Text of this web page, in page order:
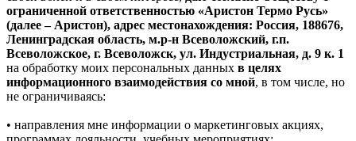
ограниченной ответственностью «Аристон Термо Русь»
(далее – Аристон), адрес местонахождения: Россия, 188676,
Ленинградская область, м.р-н Всеволожский, г.п.
Всеволожское, г. Всеволожск, ул. Индустриальная, д. 9 к. 1
на обработку моих персональных данных в целях
информационного взаимодействия со мной, в том числе, но
не ограничиваясь:
• направления мне информации о маркетинговых акциях,